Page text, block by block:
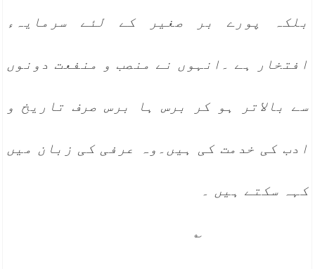
بلکہ پورے بر صغیر کے لئے سرمایہء
افتخار ہے ۔انہوں نے منصب و منفعت دونوں
سے بالاتر ہو کر برس ہا برس صرف تاریخ و
ادب کی خدمت کی ہیں۔وہ عرفی کی زبان میں
کہہ سکتے ہیں ۔
؎